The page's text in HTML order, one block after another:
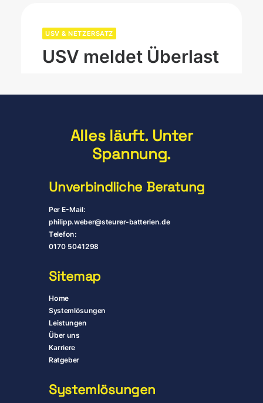
USV & NETZERSATZ
USV meldet Überlast
häufigsten Alarmen an einer…
Alles läuft. Unter
Spannung.
Unverbindliche Beratung
Per E-Mail:
philipp.weber@steurer-batterien.de
Telefon:
0170 5041298
Sitemap
Home
Systemlösungen
Leistungen
Über uns
Karriere
Ratgeber
System­lösungen